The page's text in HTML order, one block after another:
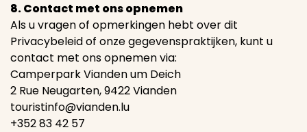
8. Contact met ons opnemen
Als u vragen of opmerkingen hebt over dit
Privacybeleid of onze gegevenspraktijken, kunt u
contact met ons opnemen via:
Camperpark Vianden um Deich
2 Rue Neugarten, 9422 Vianden
touristinfo@vianden.lu
+352 83 42 57